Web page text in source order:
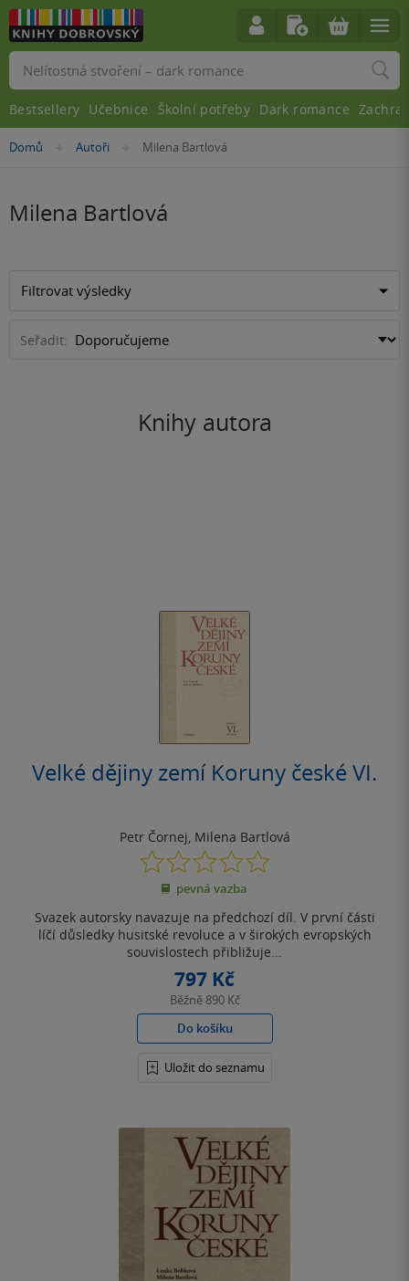
Nacházíte
Domů »Autoři »
Milena Bartlová
Milena Bartlová
Filtrovat výsledky
Seřadit:
Knihy autora
Velké dějiny zemí Koruny české VI.
Petr Čornej, Milena Bartlová
0.0
z
5
pevná vazba
Svazek autorsky navazuje na předchozí díl. V první části
líčí důsledky husitské revoluce a v širokých evropských
souvislostech přibližuje...
797 Kč
Běžně 890 Kč
Do košíku
Uložit do seznamu
Vyhledávání
Bestsellery Učebnice Školní potřeby Dark romance